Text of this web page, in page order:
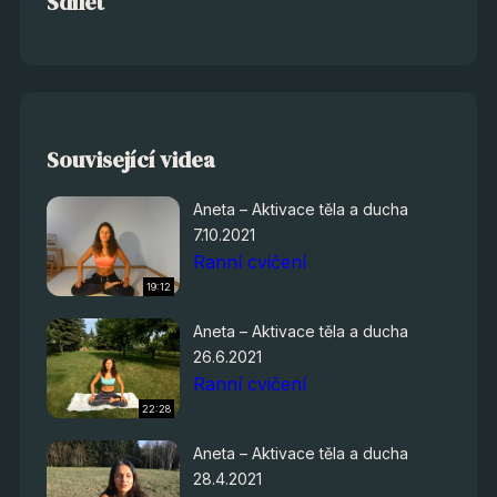
Související videa
19:12
Aneta – Aktivace těla a ducha
7.10.2021
Ranní cvičení
22:28
Aneta – Aktivace těla a ducha
26.6.2021
Ranní cvičení
Aneta – Aktivace těla a ducha
28.4.2021